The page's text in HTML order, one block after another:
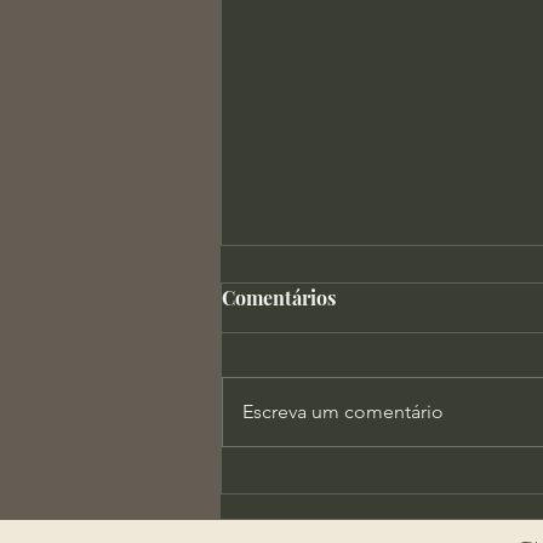
Tomás de Kempis - Leitura e
Verdade
Comentários
Escreva um comentário